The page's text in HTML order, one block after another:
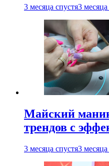
3 месяца спустя3 месяца
Майский
трендов с
3 месяца спустя3 месяца